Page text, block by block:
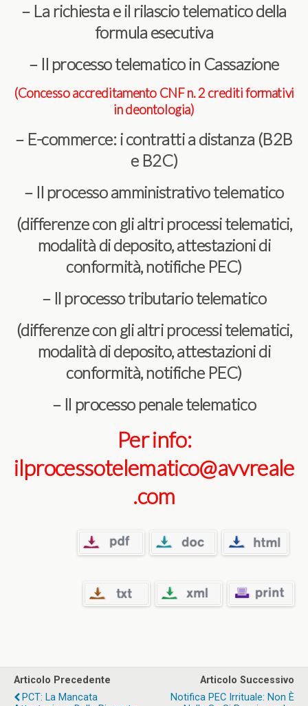
– La richiesta e il rilascio telematico della
formula esecutiva
– Il processo telematico in Cassazione
(Concesso accreditamento CNF n. 2 crediti formativi
in deontologia)
– E-commerce: i contratti a distanza (B2B
e B2C)
– Il processo amministrativo telematico
(differenze con gli altri processi telematici,
modalità di deposito, attestazioni di
conformità, notifiche PEC)
– Il processo tributario telematico
(differenze con gli altri processi telematici,
modalità di deposito, attestazioni di
conformità, notifiche PEC)
– Il processo penale telematico
Per info:
ilprocessotelematico@avvreale
.com
Articolo Precedente
PCT: La Mancata
Articolo Successivo
Notifica PEC Irrituale: Non È